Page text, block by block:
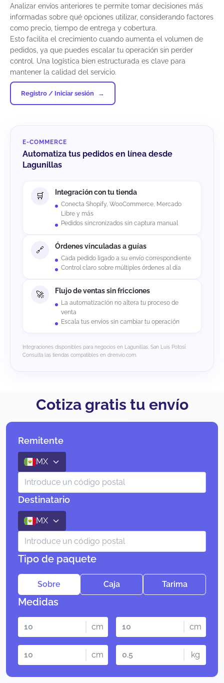
Analizar envíos anteriores te permite tomar decisiones más
informadas sobre qué opciones utilizar, considerando factores
como precio, tiempo de entrega y cobertura.
Esto facilita el crecimiento cuando aumenta el volumen de
pedidos, ya que puedes escalar tu operación sin perder
control. Una logística bien estructurada es clave para
mantener la calidad del servicio.
Registro / Iniciar sesión
E-COMMERCE
Automatiza tus pedidos en línea desde
Lagunillas
Integración con tu tienda
Conecta Shopify, WooCommerce, Mercado
Libre y más
Pedidos sincronizados sin captura manual
Órdenes vinculadas a guías
Cada pedido ligado a su envío correspondiente
Control claro sobre múltiples órdenes al día
Flujo de ventas sin fricciones
La automatización no altera tu proceso de
venta
Escala tus envíos sin cambiar tu operación
Integraciones disponibles para negocios en Lagunillas, San Luis Potosí.
Consulta las tiendas compatibles en drenvio.com.
Cotiza gratis tu envío
Remitente
MX
Destinatario
MX
Tipo de paquete
Sobre Caja Tarima
Medidas
cm cm
cm kg